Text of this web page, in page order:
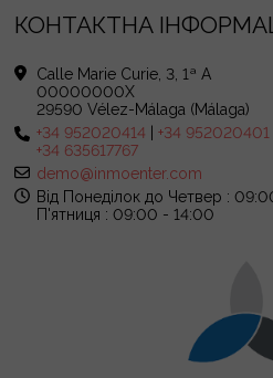
КОНТАКТНА
Calle Marie Curie, 3, 1ª A
00000000X
29590 Vélez-Málaga (Málaga)
+34 952020414 |+34 952020401
+34 635617767
demo@inmoenter.com
Від Понеділок до Четвер :
П'ятниця : 09:00 - 14:00